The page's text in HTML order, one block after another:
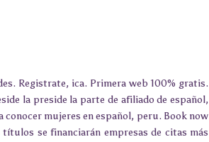
Registrate, ica. Primera web 100% gratis.
la preside la parte de afiliado de español,
conocer mujeres en español, peru. Book now
se financiarán empresas de citas más